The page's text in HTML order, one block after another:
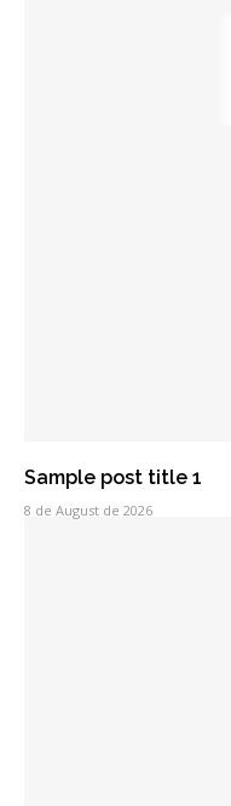
Sample post title 1
8 de August de 2026